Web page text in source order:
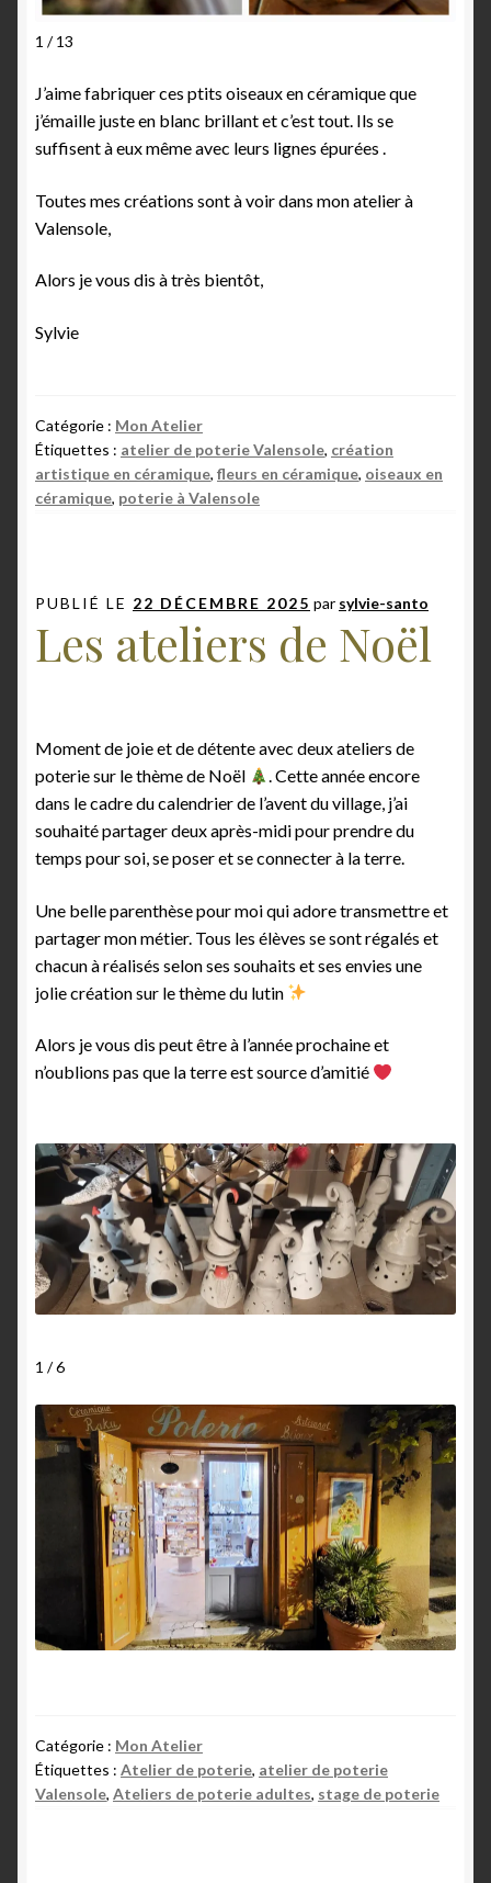
1 / 13
J’aime fabriquer ces ptits oiseaux en céramique que
j’émaille juste en blanc brillant et c’est tout. Ils se
suffisent à eux même avec leurs lignes épurées .
Toutes mes créations sont à voir dans mon atelier à
Valensole,
Alors je vous dis à très bientôt,
Sylvie
Catégorie : Mon Atelier
Étiquettes : atelier de poterie Valensole, création
artistique en céramique, fleurs en céramique, oiseaux en
céramique, poterie à Valensole
PUBLIÉ LE 22 DÉCEMBRE 2025 par sylvie-santo
Les ateliers de Noël
Moment de joie et de détente avec deux ateliers de
poterie sur le thème de Noël
. Cette année encore
dans le cadre du calendrier de l’avent du village, j’ai
souhaité partager deux après-midi pour prendre du
temps pour soi, se poser et se connecter à la terre.
Une belle parenthèse pour moi qui adore transmettre et
partager mon métier. Tous les élèves se sont régalés et
chacun à réalisés selon ses souhaits et ses envies une
jolie création sur le thème du lutin
Alors je vous dis peut être à l’année prochaine et
n’oublions pas que la terre est source d’amitié
1 / 6
Catégorie : Mon Atelier
Étiquettes : Atelier de poterie, atelier de poterie
Valensole, Ateliers de poterie adultes, stage de poterie